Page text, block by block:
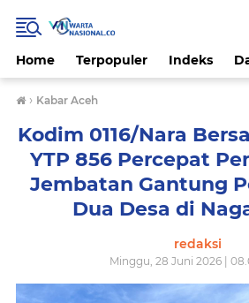
Home Terpopuler Indeks
› Kabar Aceh
Kodim 0116/Nara
YTP 856 Percepat
Jembatan Gantung
Dua Desa di
redaksi
Minggu, 28 Juni 2026 |